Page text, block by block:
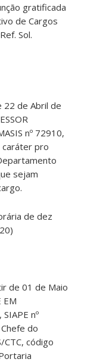
gratificada
de Cargos
Sol.
22 de Abril de
nº 72910,
caráter pro
sejam
de dez
de 01 de Maio
EM
nº
do
CTC, código